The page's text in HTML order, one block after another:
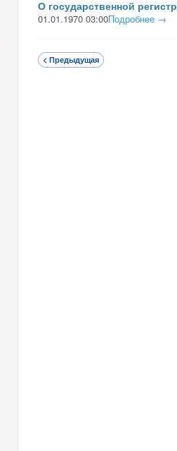
О государственной
01.01.1970 03:00Подробнее →
< Предыдущая